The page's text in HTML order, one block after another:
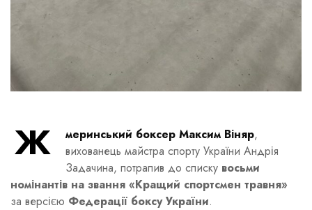
Ж меринський боксер Максим Віняр,
вихованець майстра спорту України Андрія
Задачина, потрапив до списку восьми
номінантів на звання «Кращий спортсмен травня»
за версією Федерації боксу України.